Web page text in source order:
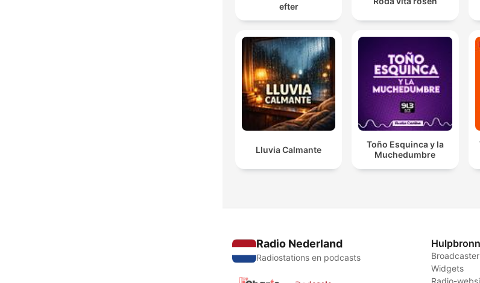
efter
Lluvia Calmante
Toño Esquinca y la
Muchedumbre
Radio Nederland
Radiostations en podcasts
Widgets
Radio-